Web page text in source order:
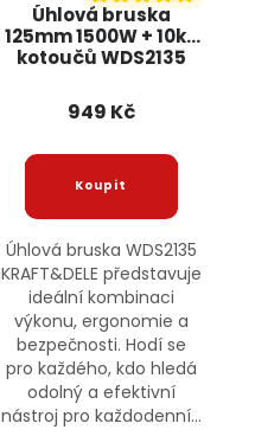
Úhlová bruska
125mm 1500W + 10ks
kotoučů WDS2135
949 Kč
Úhlová bruska WDS2135
KRAFT&DELE představuje
ideální kombinaci
výkonu, ergonomie a
bezpečnosti. Hodí se
pro každého, kdo hledá
odolný a efektivní
nástroj pro každodenní...